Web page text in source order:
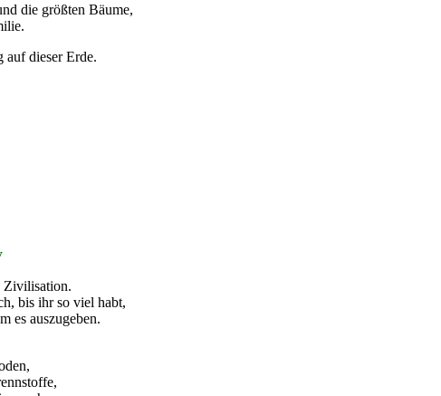
die größten Bäume,
auf dieser Erde.
Zivilisation.
bis ihr so viel habt,
es auszugeben.